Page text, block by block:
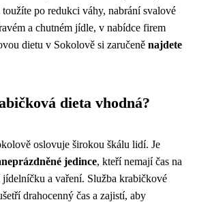
po redukci váhy, nabrání svalové
a chutném jídle, v nabídce firem
dietu v Sokolově si zaručeně najdete
dieta vhodná?
oslovuje širokou škálu lidí. Je
jedince, kteří nemají čas na
a vaření. Služba krabičkové
drahocenný čas a zajistí, aby